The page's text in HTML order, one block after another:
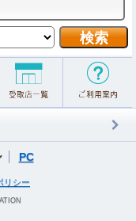
PC
リシー